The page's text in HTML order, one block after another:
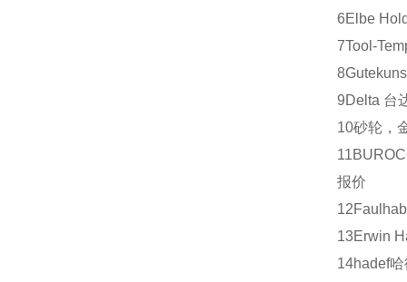
6Elbe
7Tool-
8
9Delta 台
10砂轮，
11
报价
12
13Erwin
14hadef哈